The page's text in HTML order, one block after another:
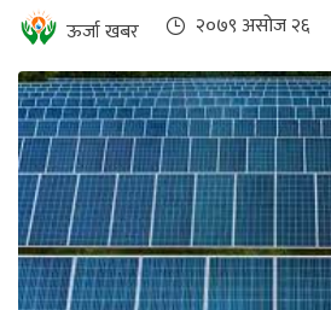
इभी
सम्पादकीय
बैंक
पर्यटन
भिडियो
छापा
ऊर्जा खबर २०७९ असोज २६